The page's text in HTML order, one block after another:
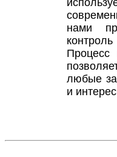
нами
Процесс
любые
и